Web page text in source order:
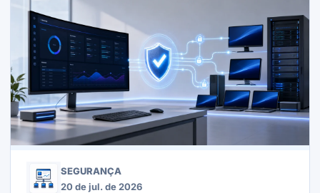
SEGURANÇA
20 de jul. de 2026